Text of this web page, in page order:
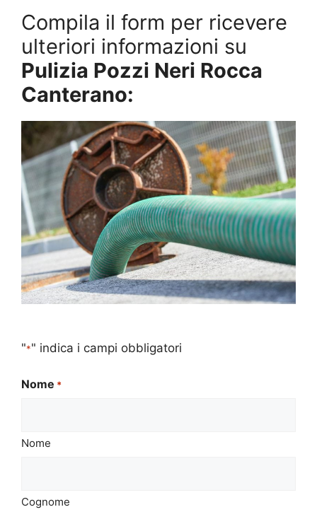
Compila il form per ricevere
ulteriori informazioni su
Pulizia Pozzi Neri Rocca
Canterano:
"*" indica i campi obbligatori
Nome *
Nome
Cognome